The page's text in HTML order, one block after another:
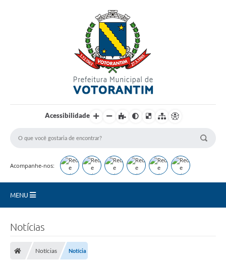
Acessibilidade
Acompanhe-nos:
MENU
Carta de Serviços
Notícias
Notícias Notícia